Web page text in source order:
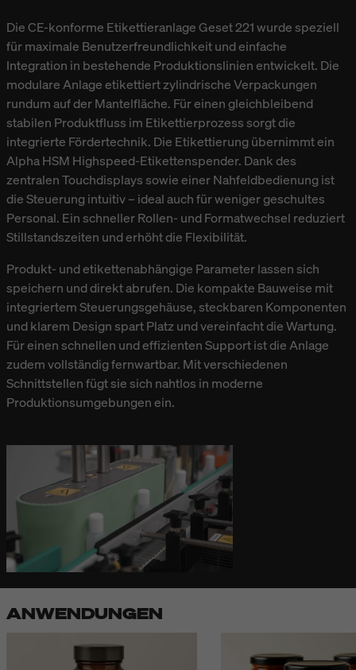
TECHNISCHE DATEN
Die CE-konforme Etikettieranlage Geset 221 wurde speziell
für maximale Benutzerfreundlichkeit und einfache
Integration in bestehende Produktionslinien entwickelt. Die
modulare Anlage etikettiert zylindrische Verpackungen
rundum auf der Mantelfläche. Für einen gleichbleibend
stabilen Produktfluss im Etikettierprozess sorgt die
integrierte Fördertechnik. Die Etikettierung übernimmt ein
Alpha HSM Highspeed-Etikettenspender. Dank des
zentralen Touchdisplays sowie einer Nahfeldbedienung ist
die Steuerung intuitiv – ideal auch für weniger geschultes
Personal. Ein schneller Rollen- und Formatwechsel reduziert
Stillstandszeiten und erhöht die Flexibilität.
Produkt- und etikettenabhängige Parameter lassen sich
speichern und direkt abrufen. Die kompakte Bauweise mit
integriertem Steuerungsgehäuse, steckbaren Komponenten
und klarem Design spart Platz und vereinfacht die Wartung.
Für einen schnellen und effizienten Support ist die Anlage
zudem vollständig fernwartbar. Mit verschiedenen
Schnittstellen fügt sie sich nahtlos in moderne
Produktionsumgebungen ein.
ANWENDUNGEN